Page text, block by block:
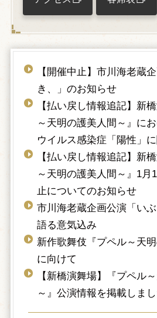
【開催中止】市川海老蔵
き、」のお知らせ
【払い戻し情報追記】新
～天明の護美人間～』に
ウイルス感染症「陽性」
【払い戻し情報追記】新
～天明の護美人間～』1月
止についてのお知らせ
市川海老蔵企画公演「い
語る意気込み
新作歌舞伎『プペル～天明
に向けて
【新橋演舞場】『プペル
～』公演情報を掲載しま